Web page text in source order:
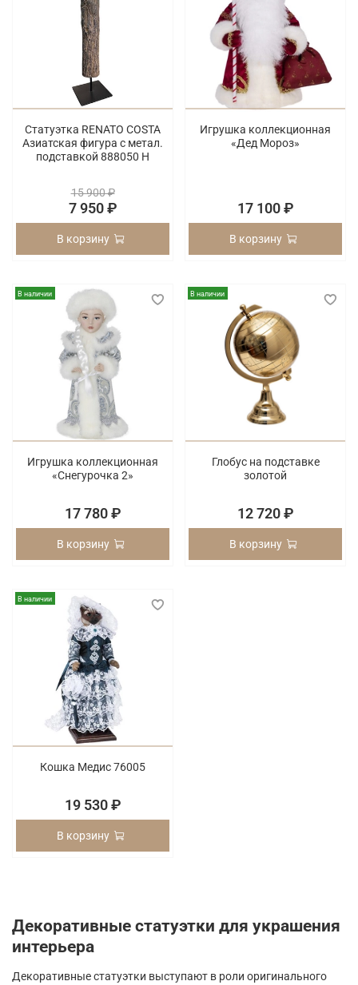
Статуэтка RENATO COSTA
Азиатская фигура с метал.
подставкой 888050 H
15 900 ₽
7 950 ₽
В корзину
Игрушка коллекционная
«Дед Мороз»
17 100 ₽
В корзину
В наличии
Игрушка коллекционная
«Снегурочка 2»
17 780 ₽
В корзину
В наличии
Глобус на подставке
золотой
12 720 ₽
В корзину
В наличии
Кошка Медис 76005
19 530 ₽
В корзину
Декоративные статуэтки для украшения
интерьера
Декоративные статуэтки выступают в роли оригинального